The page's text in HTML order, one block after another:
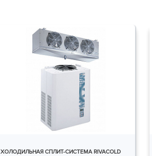
ХОЛОДИЛЬНАЯ СПЛИТ-СИСТЕМА RIVACOLD